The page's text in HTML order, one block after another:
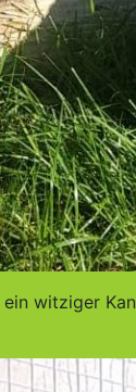
witziger